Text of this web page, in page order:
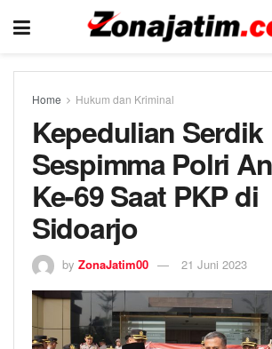
Home Hukum dan Kriminal
Kepedulian Serdik
Sespimma Polri
Ke-69 Saat PKP di
Sidoarjo
by ZonaJatim00 21 Juni 2023